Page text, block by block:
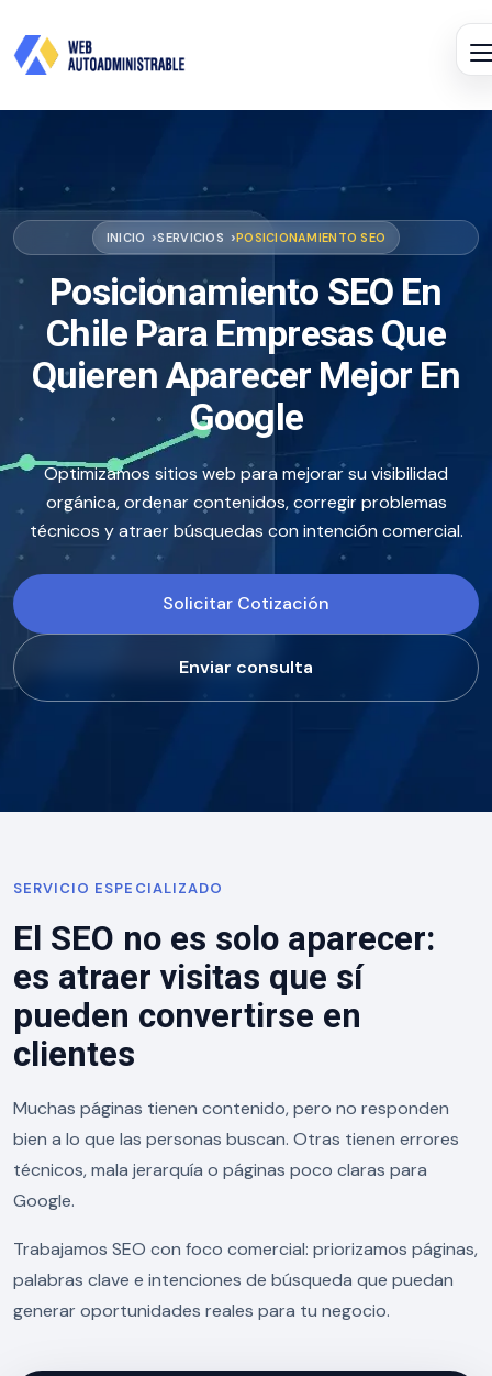
INICIO SERVICIOS POSICIONAMIENTO SEO
Posicionamiento SEO En
Chile Para Empresas Que
Quieren Aparecer Mejor En
Google
Optimizamos sitios web para mejorar su visibilidad
orgánica, ordenar contenidos, corregir problemas
técnicos y atraer búsquedas con intención comercial.
Solicitar Cotización
Enviar consulta
SERVICIO ESPECIALIZADO
El SEO no es solo aparecer:
es atraer visitas que sí
pueden convertirse en
clientes
Muchas páginas tienen contenido, pero no responden
bien a lo que las personas buscan. Otras tienen errores
técnicos, mala jerarquía o páginas poco claras para
Google.
Trabajamos SEO con foco comercial: priorizamos páginas,
palabras clave e intenciones de búsqueda que puedan
generar oportunidades reales para tu negocio.